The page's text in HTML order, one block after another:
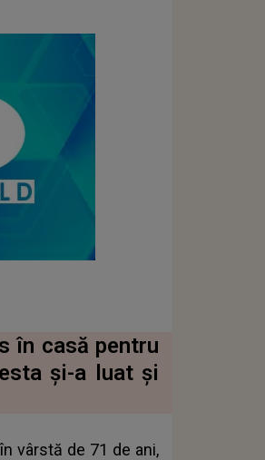
în casă pentru
și-a luat și
vârstă de 71 de ani,